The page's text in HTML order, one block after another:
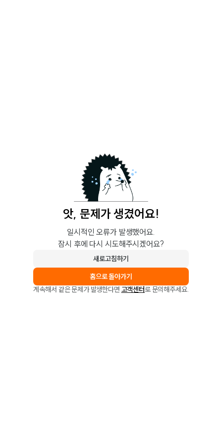
앗, 문제가 생겼어요!
일시적인 오류가 발생했어요.
잠시 후에 다시 시도해주시겠어요?
새로고침하기
홈으로 돌아가기
계속해서 같은 문제가 발생한다면 고객센터로 문의해주세요.